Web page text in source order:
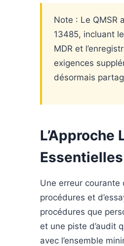
Note : Le QMSR
13485, incluant
MDR et
exigences
désormais
L’Approche
Essentielles
Une erreur courante
procédures et
procédures que
et une piste d’audit
avec l’ensemble